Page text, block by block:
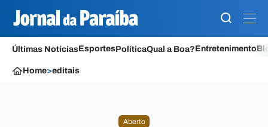
Últimas NotíciasEsportesPolíticaQual a Boa?Entretenimento
Home>editais
Aberto